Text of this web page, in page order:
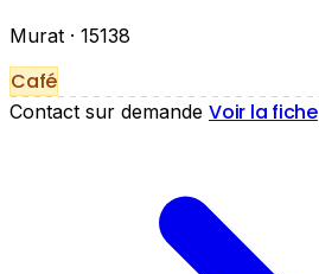
Murat · 15138
Café
Contact sur demande Voir la fiche